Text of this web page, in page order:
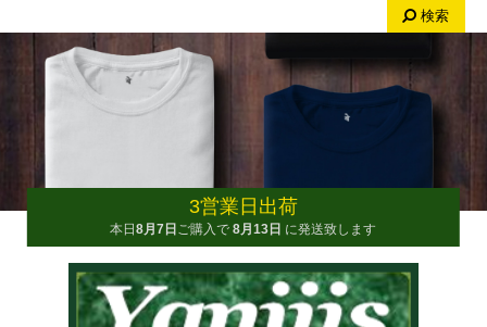
検索
3営業日出荷
本日8月7日 ご購入で 8月13日 に発送致します